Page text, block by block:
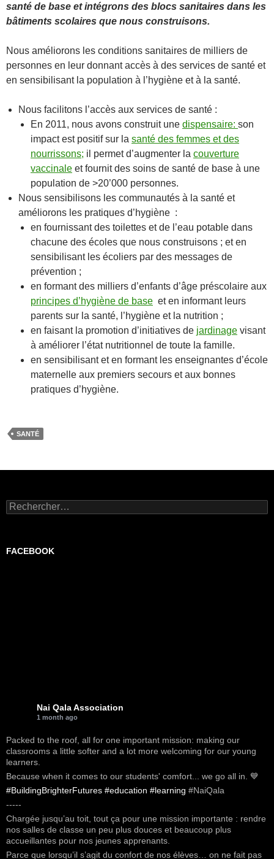
santé de base et intégrons des blocs sanitaires dans les
bâtiments scolaires que nous construisons.
Nous améliorons les conditions sanitaires de milliers de
personnes en leur donnant accès à des services de santé et
en sensibilisant la population à l’hygiène et à la santé.
Nous facilitons l’accès aux services de santé :
En 2011, nous avons construit une dispensaire: son
impact est positif sur la santé des femmes et des
nourrissons; il permet d’augmenter la couverture
vaccinale et fournit des soins de santé de base à une
population de >20’000 personnes.
Nous sensibilisons les communautés à la santé et
améliorons les pratiques d’hygiène :
en fournissant des toilettes et de l’eau potable dans
chacune des écoles que nous construisons ; et en
sensibilisant les écoliers par des messages de
prévention ;
en formant des milliers d’enfants d’âge préscolaire aux
principes d’hygiène de base et en informant leurs
parents sur la santé, l’hygiène et la nutrition ;
en faisant la promotion d’initiatives de jardinage visant
à améliorer l’état nutritionnel de toute la famille.
en sensibilisant et en formant les enseignantes d’école
maternelle aux premiers secours et aux bonnes
pratiques d’hygiène.
SANTÉ
Rechercher :
FACEBOOK
Nai Qala Association
1 month ago
Packed to the roof, all for one important mission: making our
classrooms a little softer and a lot more welcoming for our young
learners.
Because when it comes to our students' comfort... we go all in. 💙
#BuildingBrighterFutures #education #learning #NaiQala
-----
Chargée jusqu’au toit, tout ça pour une mission importante : rendre
nos salles de classe un peu plus douces et beaucoup plus
accueillantes pour nos jeunes apprenants.
Parce que lorsqu’il s’agit du confort de nos élèves… on ne fait pas